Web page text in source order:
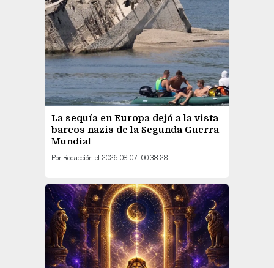
La sequía en Europa dejó a la vista
barcos nazis de la Segunda Guerra
Mundial
Por Redacción el 2026-08-07T00:38:28